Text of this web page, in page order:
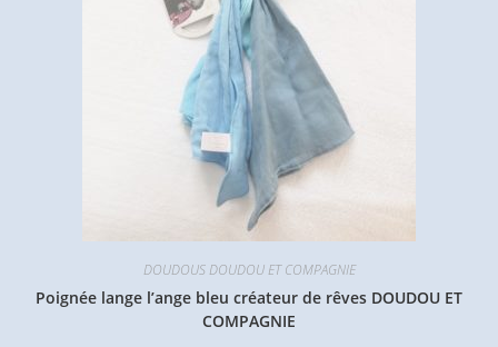
DOUDOUS DOUDOU ET COMPAGNIE
Poignée lange l’ange bleu créateur de rêves DOUDOU ET
COMPAGNIE